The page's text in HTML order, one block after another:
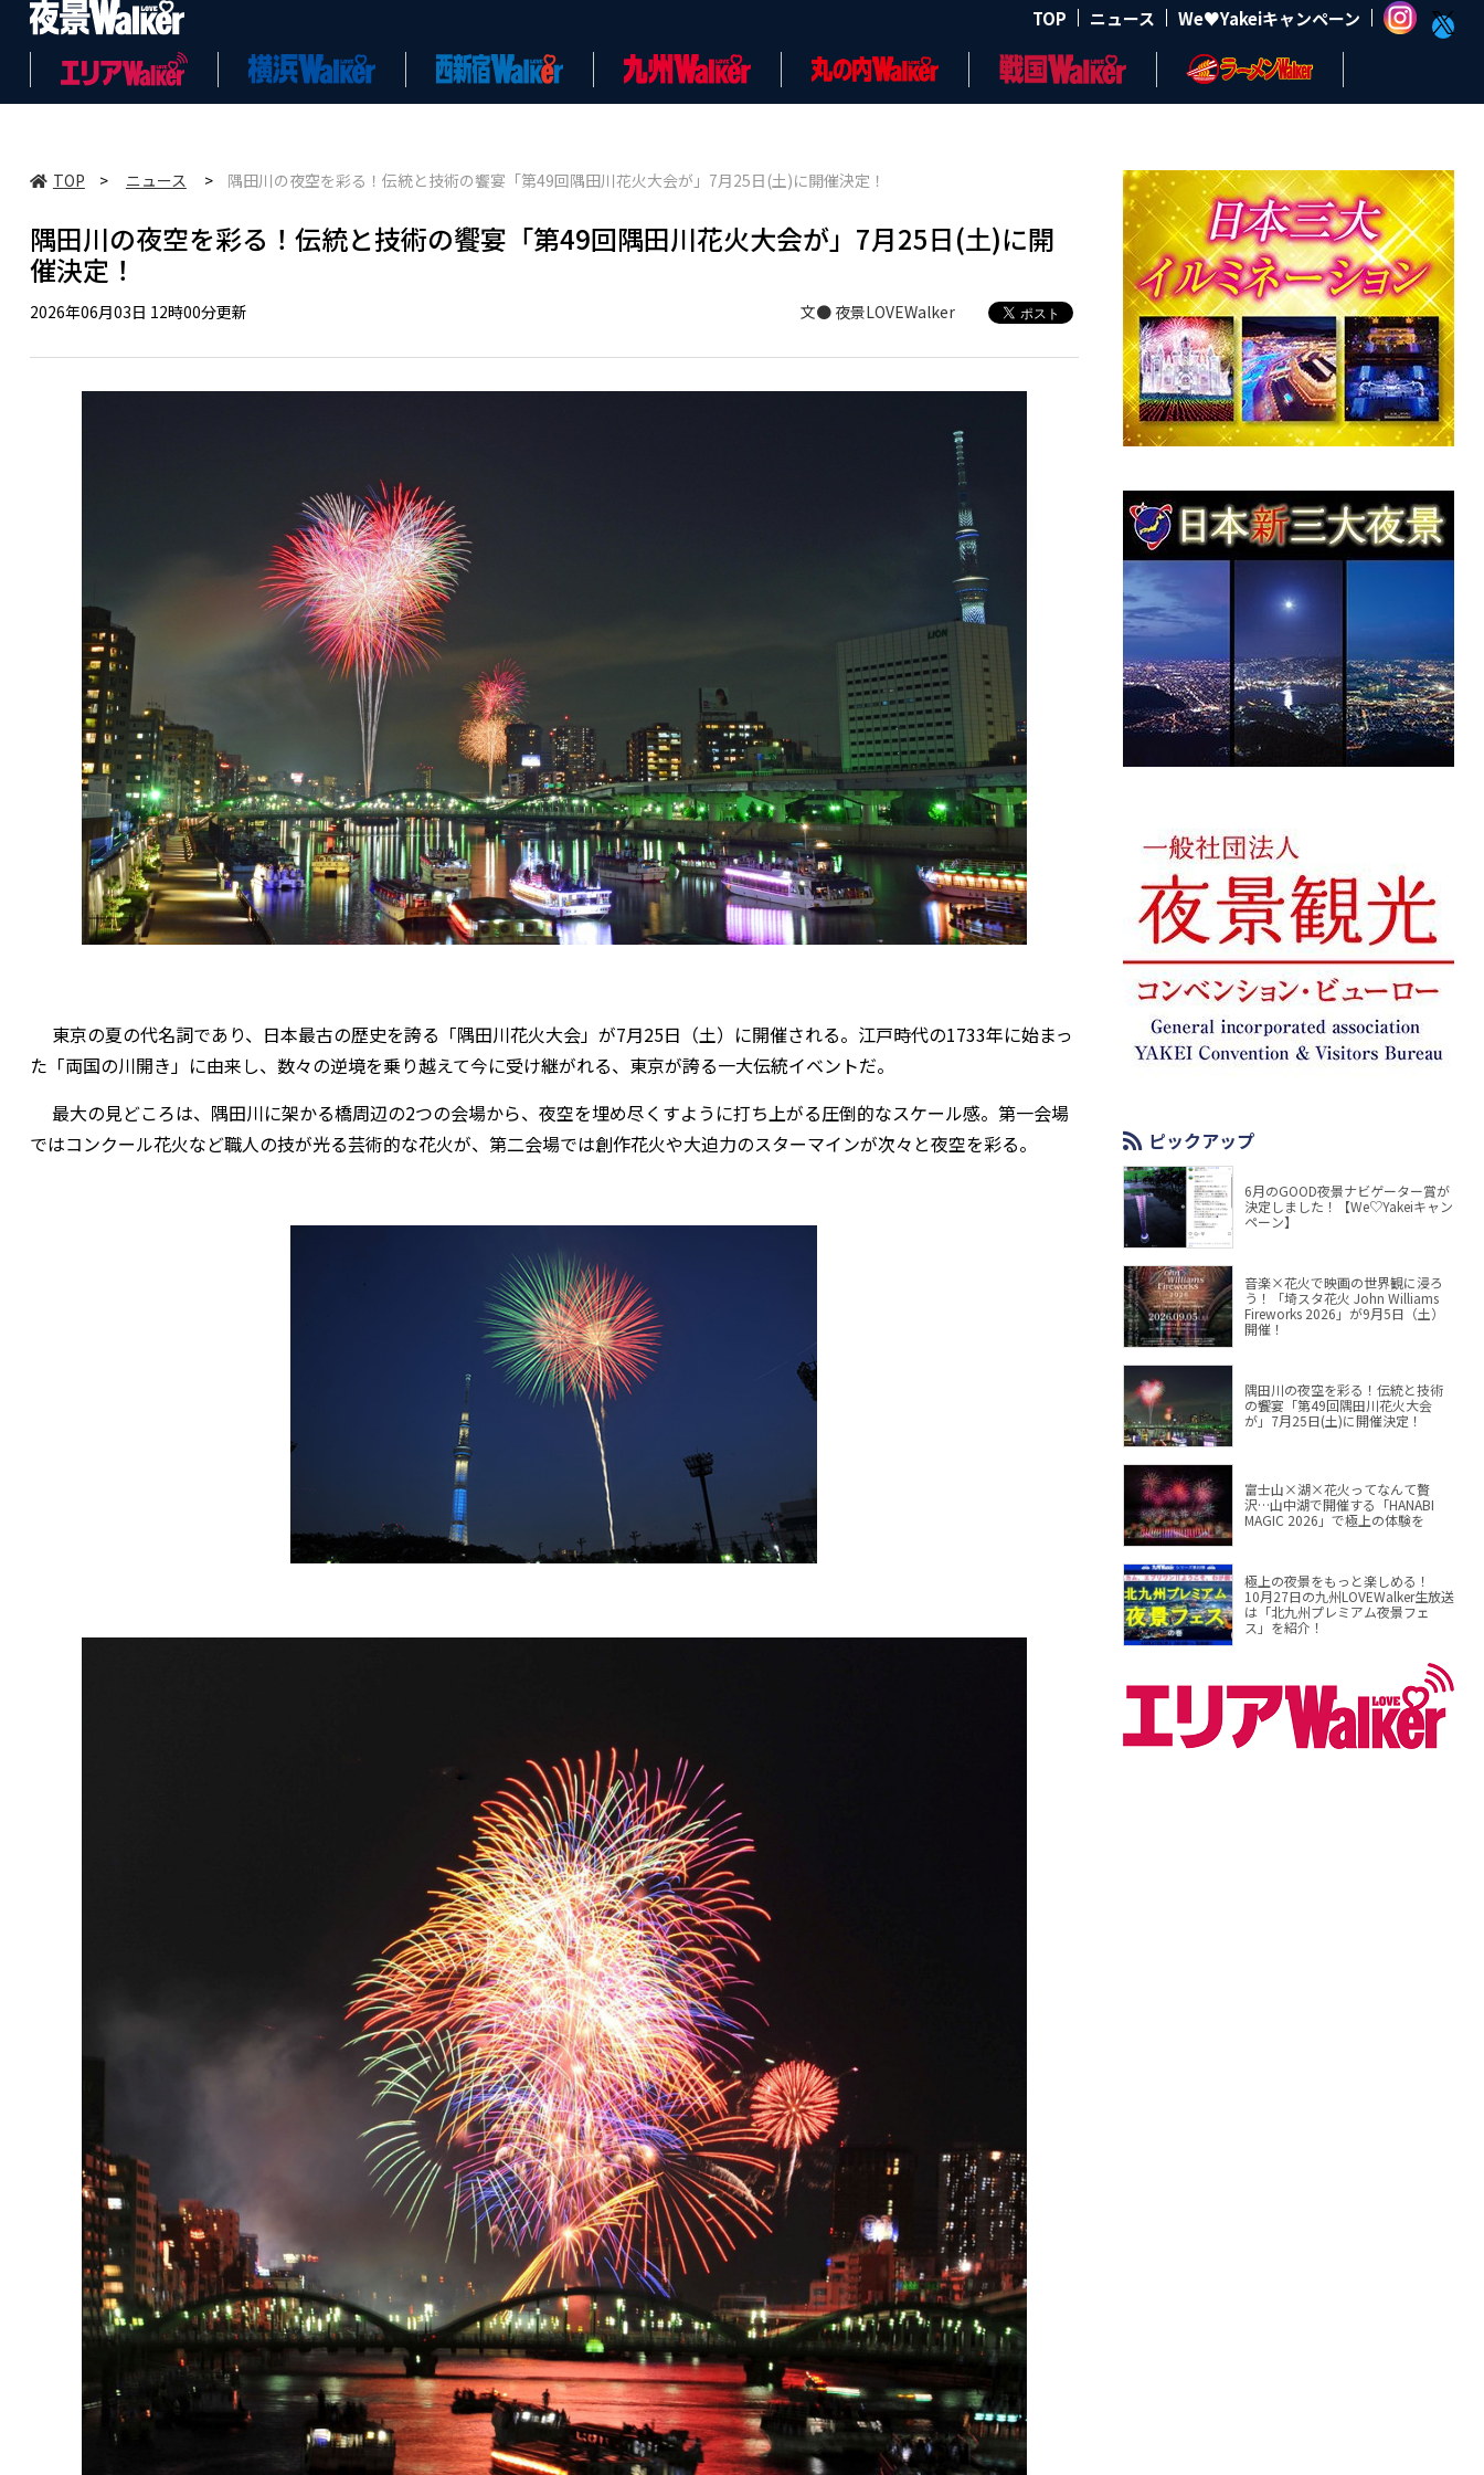
TOP ニュース We♥Yakeiキャンペーン
TOP > ニュース > 隅田川の夜空を彩る！伝統と技術の饗宴「第49回隅田川花火大会が」7月25日(土)に開催決定！
隅田川の夜空を彩る！伝統と技術の饗宴「第49回隅田川花火大会が」7月25日(土)に開
催決定！
2026年06月03日 12時00分更新 文● 夜景LOVEWalker
東京の夏の代名詞であり、日本最古の歴史を誇る「隅田川花火大会」が7月25日（土）に開催される。江戸時代の1733年に始まっ
た「両国の川開き」に由来し、数々の逆境を乗り越えて今に受け継がれる、東京が誇る一大伝統イベントだ。
最大の見どころは、隅田川に架かる橋周辺の2つの会場から、夜空を埋め尽くすように打ち上がる圧倒的なスケール感。第一会場
ではコンクール花火など職人の技が光る芸術的な花火が、第二会場では創作花火や大迫力のスターマインが次々と夜空を彩る。
ピックアップ
6月のGOOD夜景ナビゲーター賞が
決定しました！【We♡Yakeiキャン
ペーン】
音楽×花火で映画の世界観に浸ろ
う！「埼スタ花火 John Williams
Fireworks 2026」が9月5日（土）
開催！
隅田川の夜空を彩る！伝統と技術
の饗宴「第49回隅田川花火大会
が」7月25日(土)に開催決定！
富士山×湖×花火ってなんて贅
沢…山中湖で開催する「HANABI
MAGIC 2026」で極上の体験を
極上の夜景をもっと楽しめる！
10月27日の九州LOVEWalker生放送
は「北九州プレミアム夜景フェ
ス」を紹介！